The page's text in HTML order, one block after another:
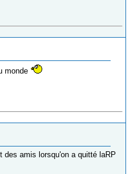
monde
des amis lorsqu'on a quitté laRP